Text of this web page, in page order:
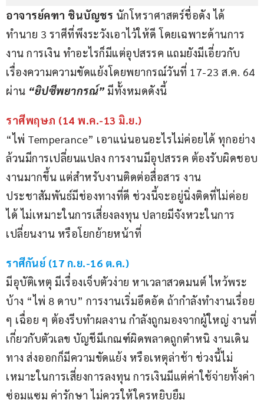
อาจารย์คฑา ชินบัญชร นักโหราศาสตร์ชื่อดัง ได้
ทำนาย 3 ราศีที่พึงระวังเอาไว้ให้ดี โดยเฉพาะด้านการ
งาน การเงิน ทำอะไรก็มีแต่อุปสรรค แถมยังมีเอี่ยวกับ
เรื่องความความขัดแย้งโดยพยากรณ์วันที่ 17-23 ส.ค. 64
ผ่าน “ยิปซีพยากรณ์” มีทั้งหมดดังนี้
ราศีพฤษภ (14 พ.ค.-13 มิ.ย.)
“ไพ่ Temperance” เอาแน่นอนอะไรไม่ค่อยได้ ทุกอย่าง
ล้วนมีการเปลี่ยนแปลง การงานมีอุปสรรค ต้องรับผิดชอบ
งานมากขึ้น แต่สำหรับงานติดต่อสื่อสาร งาน
ประชาสัมพันธ์มีช่องทางที่ดี ช่วงนี้จะอยู่นิ่งติดที่ไม่ค่อย
ได้ ไม่เหมาะในการเสี่ยงลงทุน ปลายมีจังหวะในการ
เปลี่ยนงาน หรือโยกย้ายหน้าที่
ราศีกันย์ (17 ก.ย.-16 ต.ค.)
มีอุบัติเหตุ มีเรื่องเจ็บตัวง่าย หาเวลาสวดมนต์ ไหว้พระ
บ้าง “ไพ่ 8 ดาบ” การงานเริ่มอึดอัด ถ้ากำลังทำงานเรื่อย
ๆ เฉื่อย ๆ ต้องรีบทำผลงาน กำลังถูกมองจากผู้ใหญ่ งานที่
เกี่ยวกับตัวเลข บัญชีมีเกณฑ์ผิดพลาดถูกตำหนิ งานเดิน
ทาง ส่งออกก็มีความขัดแย้ง หรือเหตุล่าช้า ช่วงนี้ไม่
เหมาะในการเสี่ยงการลงทุน การเงินมีแต่ค่าใช้จ่ายทั้งค่า
ซ่อมแซม ค่ารักษา ไม่ควรให้ใครหยิบยืม